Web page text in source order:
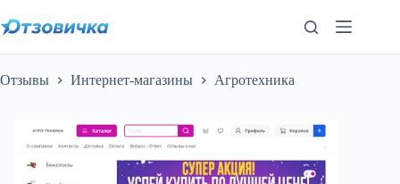
к
сути
Отзывы Интернет-магазины Агротехника